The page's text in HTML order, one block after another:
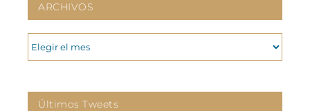
ARCHIVOS
ARCHIVOS
Últimos Tweets